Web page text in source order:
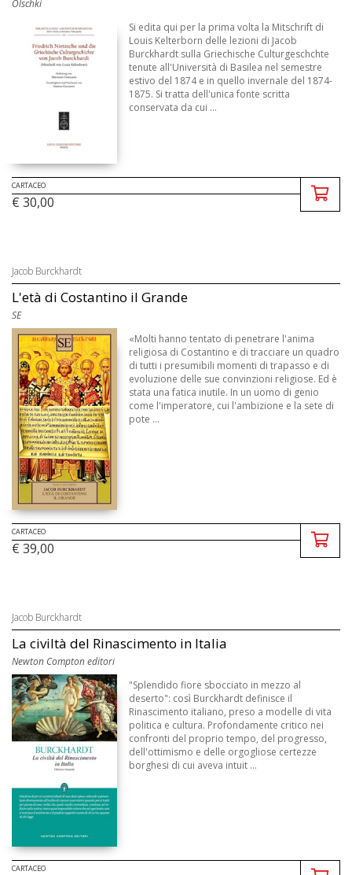
Olschki
Si edita qui per la prima volta la Mitschrift di
Louis Kelterborn delle lezioni di Jacob
Burckhardt sulla Griechische Culturgeschchte
tenute all'Università di Basilea nel semestre
estivo del 1874 e in quello invernale del 1874-
1875. Si tratta dell'unica fonte scritta
conservata da cui ...
CARTACEO
€ 30,00
Jacob Burckhardt
L'età di Costantino il Grande
SE
«Molti hanno tentato di penetrare l'anima
religiosa di Costantino e di tracciare un quadro
di tutti i presumibili momenti di trapasso e di
evoluzione delle sue convinzioni religiose. Ed è
stata una fatica inutile. In un uomo di genio
come l'imperatore, cui l'ambizione e la sete di
pote ...
CARTACEO
€ 39,00
Jacob Burckhardt
La civiltà del Rinascimento in Italia
Newton Compton editori
"Splendido fiore sbocciato in mezzo al
deserto": così Burckhardt definisce il
Rinascimento italiano, preso a modelle di vita
politica e cultura. Profondamente critico nei
confronti del proprio tempo, del progresso,
dell'ottimismo e delle orgogliose certezze
borghesi di cui aveva intuit ...
CARTACEO